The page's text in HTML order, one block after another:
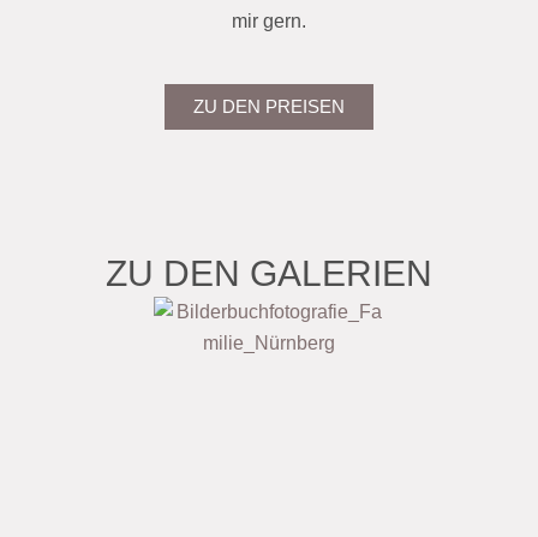
mir gern.
ZU DEN PREISEN
ZU DEN GALERIEN